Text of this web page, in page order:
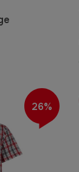
26%